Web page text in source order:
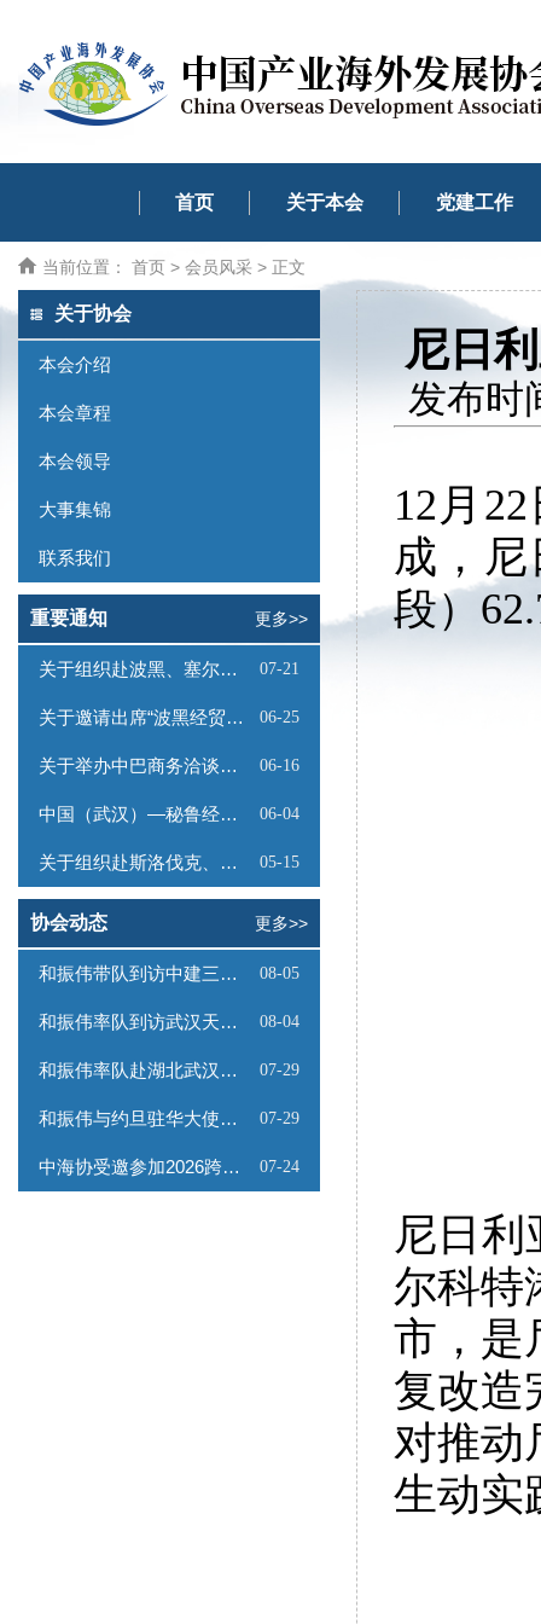
首页 关于本会 党建工作
当前位置： 首页 > 会员风采 > 正文
关于协会
本会介绍
本会章程
本会领导
大事集锦
联系我们
重要通知 更多>>
关于组织赴波黑、塞尔维亚商务考察的函 07-21
关于邀请出席“波黑经贸投资推介会”的函 06-25
关于举办中巴商务洽谈会的通知 06-16
中国（武汉）—秘鲁经贸合作推介会邀请函 06-04
关于组织赴斯洛伐克、奥地利商务考察的函 05-15
协会动态 更多>>
和振伟带队到访中建三局数字工程有限公司 08-05
和振伟率队到访武汉天源集团 08-04
和振伟率队赴湖北武汉调研 07-29
和振伟与约旦驻华大使会谈 07-29
中海协受邀参加2026跨境能源矿产出海专题路演会 07-24
尼日
发布时
12月
成，
段）
尼日利
尔科特
市，是
复改造
对推动
生动实